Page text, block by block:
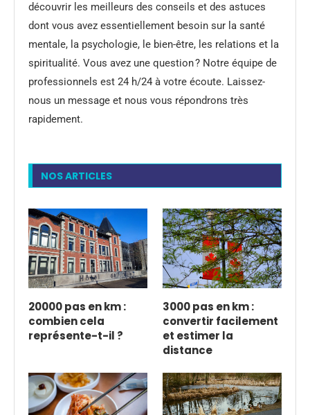
découvrir les meilleurs des conseils et des astuces
dont vous avez essentiellement besoin sur la santé
mentale, la psychologie, le bien-être, les relations et la
spiritualité. Vous avez une question ? Notre équipe de
professionnels est 24 h/24 à votre écoute. Laissez-
nous un message et nous vous répondrons très
rapidement.
NOS ARTICLES
20000 pas en km :
combien cela
représente-t-il ?
3000 pas en km :
convertir facilement
et estimer la
distance